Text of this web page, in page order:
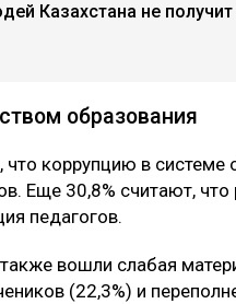
Казахстана не
образования
коррупцию в системе
Еще 30,8% считают,
педагогов.
вошли слабая
(22,3%) и